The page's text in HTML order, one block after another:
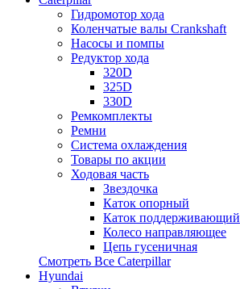
Гидромотор хода
Коленчатые валы Crankshaft
Насосы и помпы
Редуктор хода
320D
325D
330D
Ремкомплекты
Ремни
Система охлаждения
Товары по акции
Ходовая часть
Звездочка
Каток опорный
Каток поддерживающий
Колесо направляющее
Цепь гусеничная
Смотреть Все Caterpillar
Hyundai